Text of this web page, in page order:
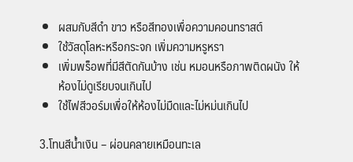
ผสมกับสีดำ ขาว หรือสีทองเพื่อความคอนทราสต์
ใช้วัสดุโลหะหรือกระจก เพิ่มความหรูหรา
เพิ่มพร็อพที่มีสีตัดกันบ้าง เช่น หมอนหรือภาพติดผนัง ให้
ห้องไม่ดูเรียบจนเกินไป
ใช้ไฟสีวอร์มเพื่อให้ห้องไม่มืดและไม่หม่นเกินไป
3.โทนสีน้ำเงิน – ผ่อนคลายเหมือนทะเล